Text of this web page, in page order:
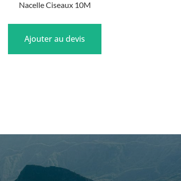
Nacelle Ciseaux 10M
Ajouter au devis